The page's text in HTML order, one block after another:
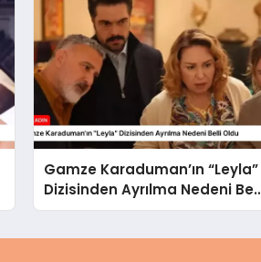
Gamze Karaduman’ın “Leyla”
Dizisinden Ayrılma Nedeni
Oldu